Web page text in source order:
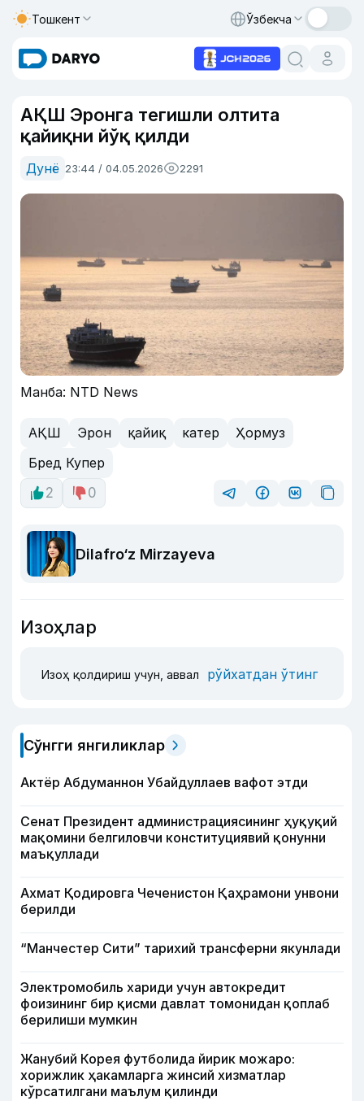
Тошкент Ўзбекча
АҚШ Эронга тегишли олтита
қайиқни йўқ қилди
Дунё 23:44 / 04.05.2026 2291
Манба: NTD News
АҚШ Эрон қайиқ катер
Ҳормуз
Бред Купер
2
0
Dilafro‘z Mirzayeva
Изоҳлар
Изоҳ қолдириш учун, аввал рўйхатдан ўтинг
Сўнгги янгиликлар
Актёр Абду­маннон Убайдуллаев вафот этди
Сенат Президент администрациясининг ҳуқуқий
мақомини белгиловчи конституциявий қонунни
маъқуллади
Ахмат Қодировга Чеченистон Қаҳрамони унвони
берилди
“Манчестер Сити” тарихий трансферни якунлади
Электромобиль хариди учун автокредит
фоизининг бир қисми давлат томонидан қоплаб
берилиши мумкин
Жанубий Корея футболида йирик можаро:
хорижлик ҳакамларга жинсий хизматлар
кўрсатилгани маълум қилинди